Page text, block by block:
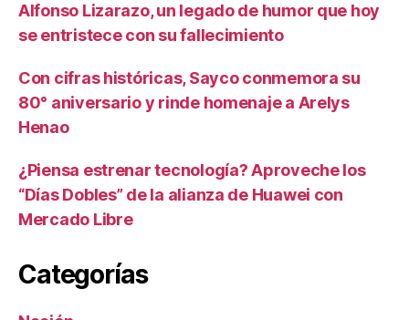
Alfonso Lizarazo, un legado de humor que hoy
se entristece con su fallecimiento
Con cifras históricas, Sayco conmemora su
80° aniversario y rinde homenaje a Arelys
Henao
¿Piensa estrenar tecnología? Aproveche los
“Días Dobles” de la alianza de Huawei con
Mercado Libre
Categorías